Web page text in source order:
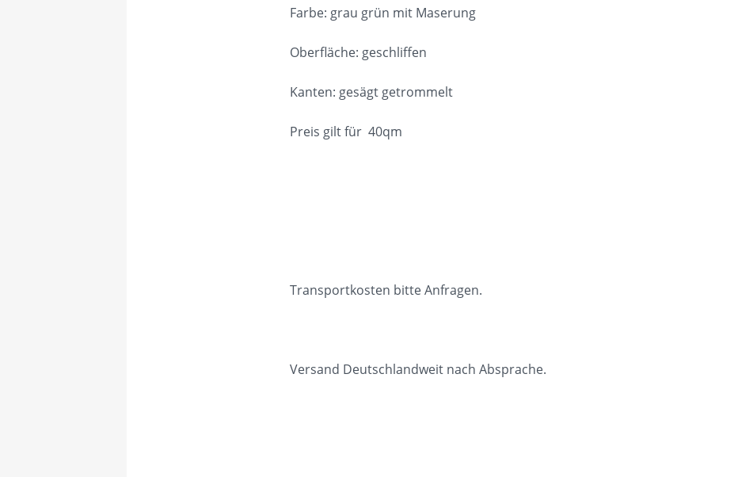
Farbe: grau grün mit Maserung
Oberfläche: geschliffen
Kanten: gesägt getrommelt
Preis gilt für 40qm
Transportkosten bitte Anfragen.
Versand Deutschlandweit nach Absprache.